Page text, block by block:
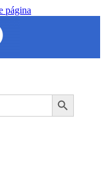
página
Botón de búsqueda